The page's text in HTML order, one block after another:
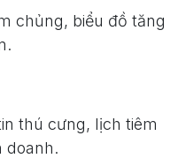
chủng, biểu đồ tăng
thú cưng, lịch tiêm
doanh.